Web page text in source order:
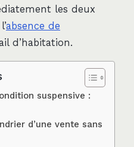
les deux
absence de
d’habitation.
suspensive :
d’une vente sans